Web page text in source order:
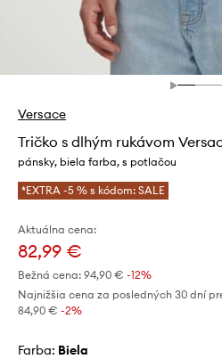
Versace
Tričko s dlhým rukávom
pánsky, biela farba, s potlačou
*EXTRA -5 % s kódom: SALE
Aktuálna cena:
82,99 €
Bežná cena: 94,90 € -12%
Najnižšia cena za posledných 30 dní
84,90 € -2%
Farba: biela